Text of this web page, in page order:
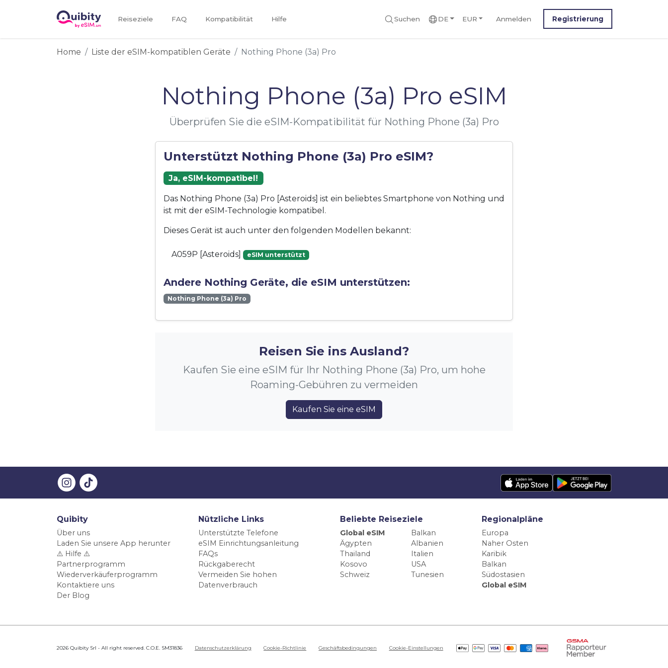
Reiseziele FAQ Kompatibilität Hilfe Suchen DE EUR Anmelden Registrierung
Home Liste der eSIM-kompatiblen Geräte Nothing Phone (3a) Pro
Nothing Phone (3a) Pro eSIM
Überprüfen Sie die eSIM-Kompatibilität für Nothing Phone (3a) Pro
Unterstützt Nothing Phone (3a) Pro eSIM?
Ja, eSIM-kompatibel!
Das Nothing Phone (3a) Pro [Asteroids] ist ein beliebtes Smartphone von Nothing und
ist mit der eSIM-Technologie kompatibel.
Dieses Gerät ist auch unter den folgenden Modellen bekannt:
A059P [Asteroids] eSIM unterstützt
Andere Nothing Geräte, die eSIM unterstützen:
Nothing Phone (3a) Pro
Reisen Sie ins Ausland?
Kaufen Sie eine eSIM für Ihr Nothing Phone (3a) Pro, um hohe
Roaming-Gebühren zu vermeiden
Kaufen Sie eine eSIM
Quibity
Über uns
Laden Sie unsere App herunter
⚠️ Hilfe ⚠️
Partnerprogramm
Wiederverkäuferprogramm
Kontaktiere uns
Der Blog
Nützliche Links
Unterstützte Telefone
eSIM Einrichtungsanleitung
FAQs
Rückgaberecht
Vermeiden Sie hohen
Datenverbrauch
Beliebte Reiseziele
Global eSIM
Balkan
Ägypten
Albanien
Thailand
Italien
Kosovo
USA
Schweiz
Tunesien
Regionalpläne
Europa
Naher Osten
Karibik
Balkan
Südostasien
Global eSIM
2026 Quibity Srl - All right reserved. C.O.E. SM31836 Datenschutzerklärung Cookie-Richtlinie Geschäftsbedingungen Cookie-Einstellungen